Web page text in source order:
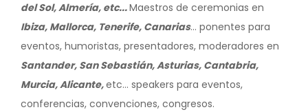
del Sol, Almería, etc...Maestros de ceremonias en
Ibiza, Mallorca, Tenerife, Canarias... ponentes para
eventos, humoristas, presentadores, moderadores en
Santander, San Sebastián, Asturias, Cantabria,
Murcia, Alicante,etc... speakers para eventos,
conferencias, convenciones, congresos.